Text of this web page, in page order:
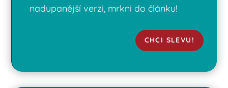
nadupanější verzi, mrkni do článku!
CHCI SLEVU!